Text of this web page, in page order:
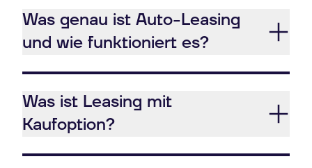
Was genau ist Auto-Leasing
und wie funktioniert es?
Was ist Leasing mit
Kaufoption?